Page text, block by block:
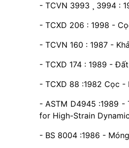
- TCVN 3993 ¸ 3994 :
- TCXD 206 : 1998 -
- TCVN 160 : 1987 -
- TCXD 174 : 1989 -
- TCXD 88 :1982 Cọc
- ASTM D4945 :1989
for High-Strain
- BS 8004 :1986 -